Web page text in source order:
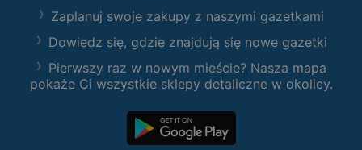
Zaplanuj swoje zakupy z naszymi gazetkami
Dowiedz się, gdzie znajdują się nowe gazetki
Pierwszy raz w nowym mieście? Nasza mapa
pokaże Ci wszystkie sklepy detaliczne w okolicy.